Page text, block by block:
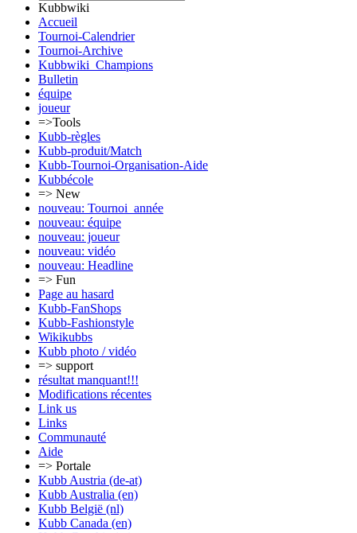
Kubbwiki
Accueil
Tournoi-Calendrier
Tournoi-Archive
Kubbwiki_Champions
Bulletin
équipe
joueur
=>Tools
Kubb-règles
Kubb-produit/Match
Kubb-Tournoi-Organisation-Aide
Kubbécole
=> New
nouveau: Tournoi_année
nouveau: équipe
nouveau: joueur
nouveau: vidéo
nouveau: Headline
=> Fun
Page au hasard
Kubb-FanShops
Kubb-Fashionstyle
Wikikubbs
Kubb photo / vidéo
=> support
résultat manquant!!!
Modifications récentes
Link us
Links
Communauté
Aide
=> Portale
Kubb Austria (de-at)
Kubb Australia (en)
Kubb België (nl)
Kubb Canada (en)